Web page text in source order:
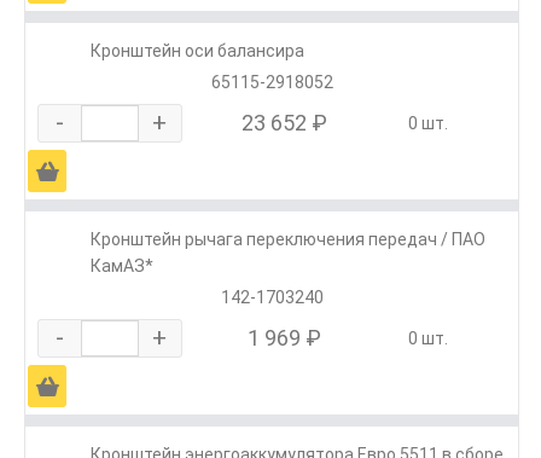
Кронштейн оси балансира
65115-2918052
- + 23 652 ₽ 0 шт.
Ä
Кронштейн рычага переключения передач / ПАО
КамАЗ*
142-1703240
- + 1 969 ₽ 0 шт.
Ä